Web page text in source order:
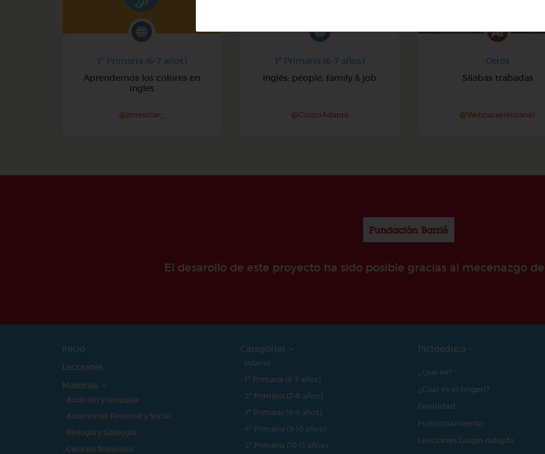
1º Primaria (6-7 años)
Aprendemos los colores en
ingles
@jimesolar_
1º Primaria (6-7 años)
Inglés: people, family & job
@GrupoAdapta
Otros
Sílabas trabadas
@Webparaelespanol
El desarollo de este proyecto ha sido posible gracias al mecenazgo
Inicio
Lecciones
Materias
- Audición y Lenguaje
- Autonomía Personal y Social
- Biología y Geología
- Ciencias Naturales
Categorías
- Infantil
- 1º Primaria (6-7 años)
- 2º Primaria (7-8 años)
- 3º Primaria (8-9 años)
- 4º Primaria (9-10 años)
- 5º Primaria (10-11 años)
Pictoeduca
¿Qué es?
¿Cúal es el origen?
Finalidad
Funcionamiento
Lecciones Grupo Adapta